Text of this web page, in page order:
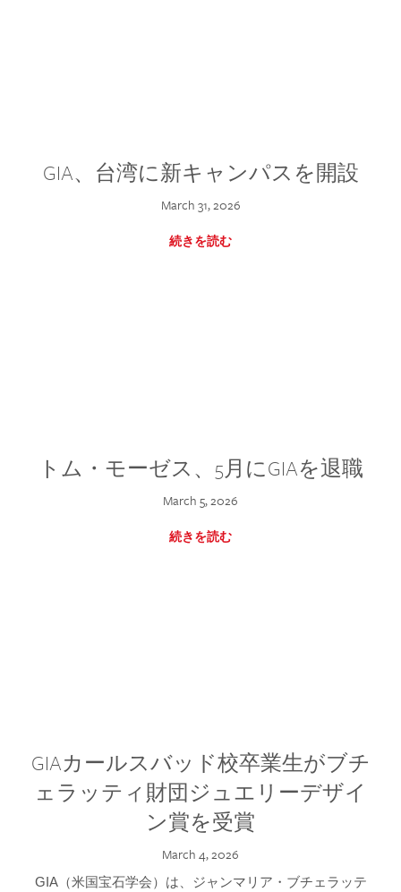
GIA、台湾に新キャンパスを開設
March 31, 2026
続きを読む
トム・モーゼス、5月にGIAを退職
March 5, 2026
続きを読む
GIAカールスバッド校卒業生がブチ
ェラッティ財団ジュエリーデザイ
ン賞を受賞
March 4, 2026
GIA（米国宝石学会）は、ジャンマリア・ブチェラッテ